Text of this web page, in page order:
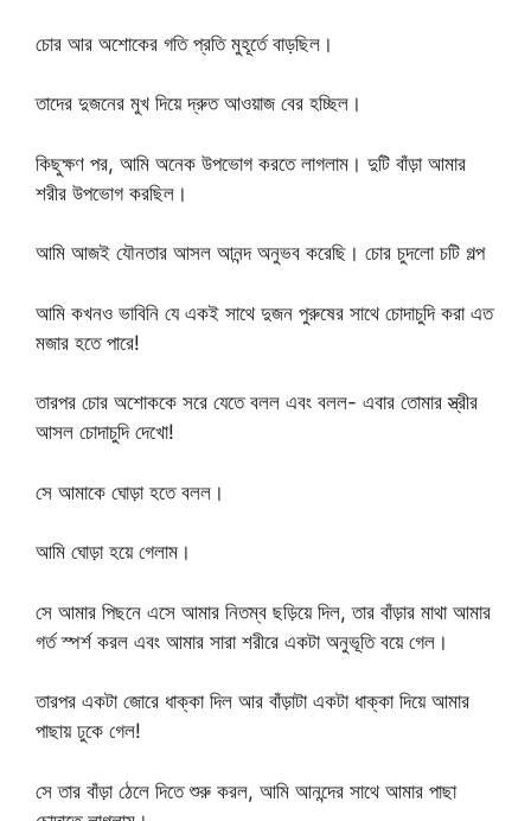
চোর আর অশোকের গতি প্রতি মুহূর্তে বাড়ছিল।
তাদের দুজনের মুখ দিয়ে দ্রুত আওয়াজ বের হচ্ছিল।
কিছুক্ষণ পর, আমি অনেক উপভোগ করতে লাগলাম। দুটি বাঁড়া আমার
শরীর উপভোগ করছিল।
আমি আজই যৌনতার আসল আনন্দ অনুভব করেছি। চোর চুদলো চটি গল্প
আমি কখনও ভাবিনি যে একই সাথে দুজন পুরুষের সাথে চোদাচুদি করা এত
মজার হতে পারে!
তারপর চোর অশোককে সরে যেতে বলল এবং বলল- এবার তোমার স্ত্রীর
আসল চোদাচুদি দেখো!
সে আমাকে ঘোড়া হতে বলল।
আমি ঘোড়া হয়ে গেলাম।
সে আমার পিছনে এসে আমার নিতম্ব ছড়িয়ে দিল, তার বাঁড়ার মাথা আমার
গর্ত স্পর্শ করল এবং আমার সারা শরীরে একটা অনুভূতি বয়ে গেল।
তারপর একটা জোরে ধাক্কা দিল আর বাঁড়াটা একটা ধাক্কা দিয়ে আমার
পাছায় ঢুকে গেল!
সে তার বাঁড়া ঠেলে দিতে শুরু করল, আমি আনন্দের সাথে আমার পাছা